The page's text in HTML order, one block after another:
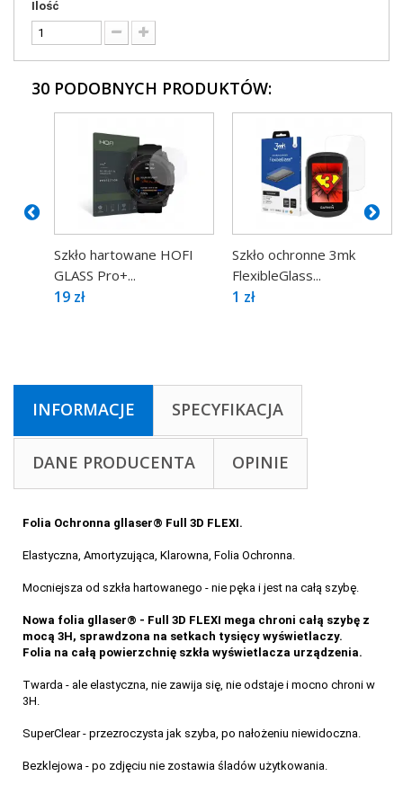
Ilość
30 PODOBNYCH PRODUKTÓW:
Szkło hartowane HOFI
GLASS Pro+...
19 zł
Szkło ochronne 3mk
FlexibleGlass...
1 zł
INFORMACJE SPECYFIKACJA
DANE PRODUCENTA OPINIE
Folia Ochronna gllaser® Full 3D FLEXI.
Elastyczna, Amortyzująca, Klarowna, Folia Ochronna.
Mocniejsza od szkła hartowanego - nie pęka i jest na całą szybę.
Nowa folia gllaser® - Full 3D FLEXI mega chroni całą szybę z
mocą 3H, sprawdzona na setkach tysięcy wyświetlaczy.
Folia na całą powierzchnię szkła wyświetlacza urządzenia.
Twarda - ale elastyczna, nie zawija się, nie odstaje i mocno chroni w
3H.
SuperClear - przezroczysta jak szyba, po nałożeniu niewidoczna.
Bezklejowa - po zdjęciu nie zostawia śladów użytkowania.